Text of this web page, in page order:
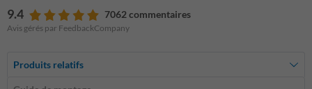
9.4 7062 commentaires
Avis gérés par FeedbackCompany
Produits relatifs